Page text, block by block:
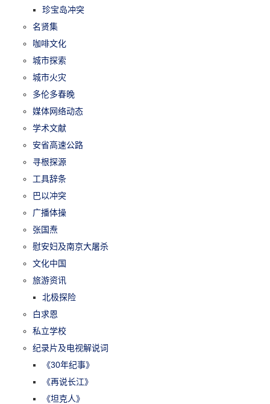
珍宝岛冲突
名贤集
咖啡文化
城市探索
城市火灾
多伦多春晚
媒体网络动态
学术文献
安省高速公路
寻根探源
工具辞条
巴以冲突
广播体操
张国焘
慰安妇及南京大屠杀
文化中国
旅游资讯
北极探险
白求恩
私立学校
纪录片及电视解说词
《30年纪事》
《再说长江》
《坦克人》